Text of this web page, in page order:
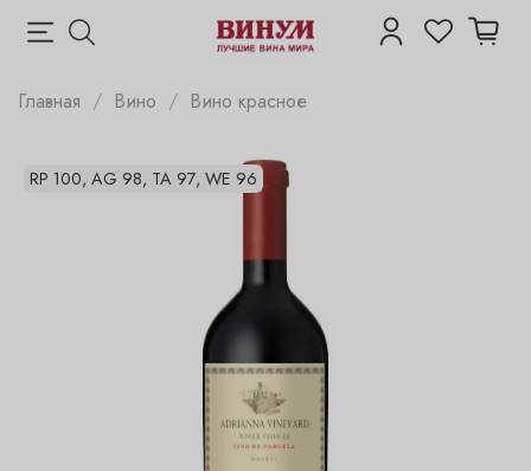
Главная Вино Вино красное
RP 100, AG 98, TA 97, WE 96